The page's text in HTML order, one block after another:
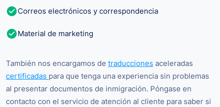
Correos electrónicos y correspondencia
Material de marketing
También nos encargamos de traducciones aceleradas
certificadas para que tenga una experiencia sin problemas
al presentar documentos de inmigración. Póngase en
contacto con el servicio de atención al cliente para saber si